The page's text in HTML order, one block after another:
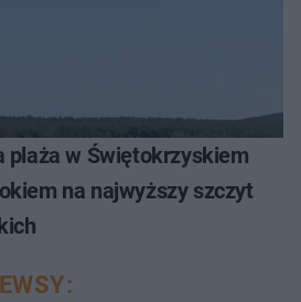
plaża w Świętokrzyskiem
na najwyższy szczyt